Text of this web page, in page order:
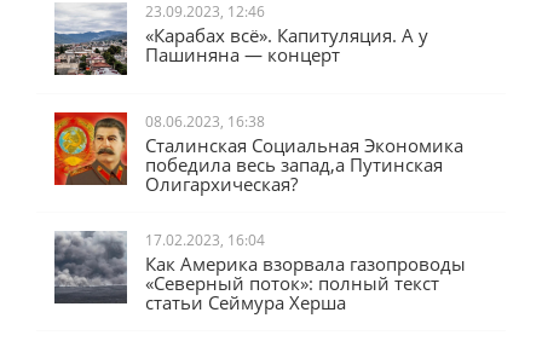
23.09.2023, 12:46
«Карабах всё». Капитуляция. А у
Пашиняна — концерт
08.06.2023, 16:38
Сталинская Социальная Экономика
победила весь запад,а Путинская
Олигархическая?
17.02.2023, 16:04
Как Америка взорвала газопроводы
«Северный поток»: полный текст
статьи Сеймура Херша